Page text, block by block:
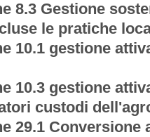
8.3 Gestione
le pratiche
10.1 gestione
10.3 gestione
custodi
29.1